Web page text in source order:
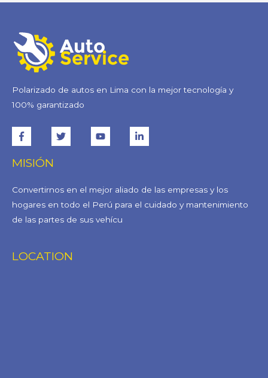
Polarizado de autos en Lima con la mejor tecnología y
100% garantizado
MISIÓN
Convertirnos en el mejor aliado de las empresas y los
hogares en todo el Perú para el cuidado y mantenimiento
de las partes de sus vehícu
LOCATION